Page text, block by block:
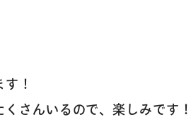
！
さんいるので、楽しみです！